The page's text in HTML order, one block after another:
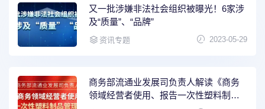
又一批涉嫌非法社会组织被曝光！6家涉
及“质量”、“品牌”
资讯专题 2023-05-29
商务部流通业发展司负责人解读《商务
领域经营者使用、报告一次性塑料制品